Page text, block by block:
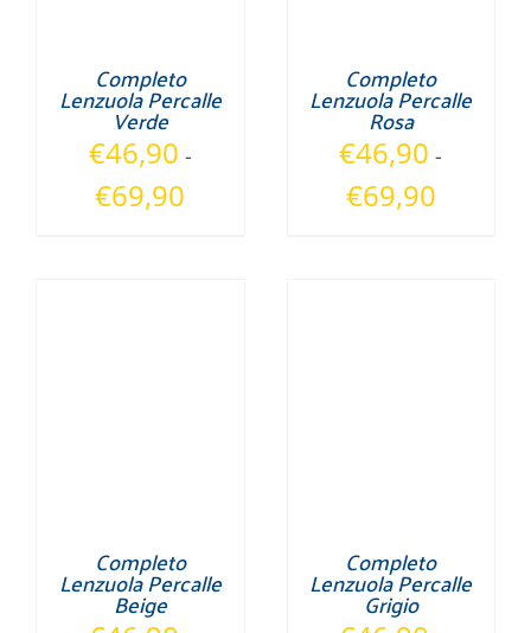
Completo
Lenzuola Percalle
Verde
€46,90 -
€69,90
Completo
Lenzuola Percalle
Rosa
€46,90 -
€69,90Fascia
Completo
Lenzuola Percalle
Beige
Completo
Lenzuola Percalle
Grigio